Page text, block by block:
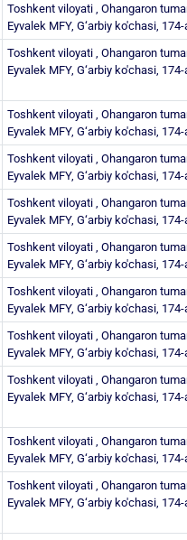
Toshkent viloyati , Ohangaron
Eyvalek MFY, G‘arbiy ko'chasi,
Toshkent viloyati , Ohangaron
Eyvalek MFY, G‘arbiy ko'chasi,
Toshkent viloyati , Ohangaron
Eyvalek MFY, G‘arbiy ko'chasi,
Toshkent viloyati , Ohangaron
Eyvalek MFY, G‘arbiy ko'chasi,
Toshkent viloyati , Ohangaron
Eyvalek MFY, G‘arbiy ko'chasi,
Toshkent viloyati , Ohangaron
Eyvalek MFY, G‘arbiy ko'chasi,
Toshkent viloyati , Ohangaron
Eyvalek MFY, G‘arbiy ko'chasi,
Toshkent viloyati , Ohangaron
Eyvalek MFY, G‘arbiy ko'chasi,
Toshkent viloyati , Ohangaron
Eyvalek MFY, G‘arbiy ko'chasi,
Toshkent viloyati , Ohangaron
Eyvalek MFY, G‘arbiy ko'chasi,
Toshkent viloyati , Ohangaron
Eyvalek MFY, G‘arbiy ko'chasi,